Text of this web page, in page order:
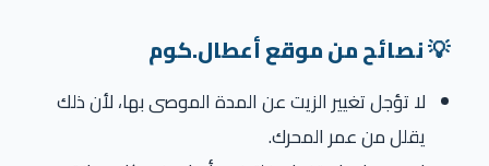
💡 نصائح من موقع أعطال.كوم
لا تؤجل تغيير الزيت عن المدة الموصى بها، لأن ذلك
يقلل من عمر المحرك.